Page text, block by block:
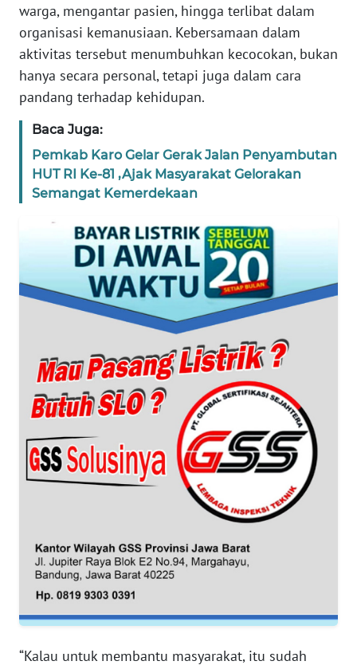
warga, mengantar pasien, hingga terlibat dalam
organisasi kemanusiaan. Kebersamaan dalam
aktivitas tersebut menumbuhkan kecocokan, bukan
hanya secara personal, tetapi juga dalam cara
pandang terhadap kehidupan.
Baca Juga:
Pemkab Karo Gelar Gerak Jalan Penyambutan
HUT RI Ke-81 ,Ajak Masyarakat Gelorakan
Semangat Kemerdekaan
“Kalau untuk membantu masyarakat, itu sudah
DISCLAIMER
Wahana
News
Regional
SUMUT
WN
WN
NTT
WN
KEPRI
WN
PAPUA
WN